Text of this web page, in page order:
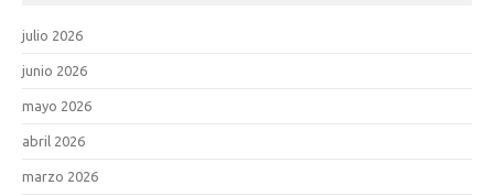
julio 2026
junio 2026
mayo 2026
abril 2026
marzo 2026